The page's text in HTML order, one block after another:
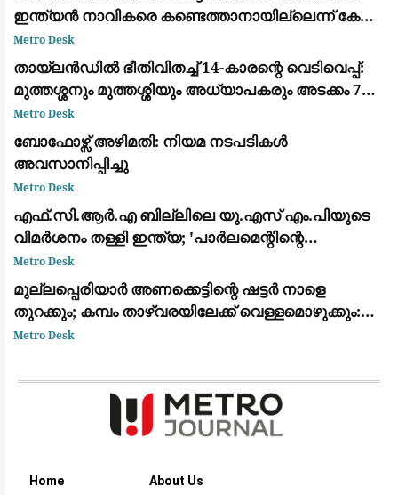
ഇന്ത്യൻ നാവികരെ കണ്ടെത്താനായില്ലെന്ന് കേന്ദ്ര
സർക്കാർ
Metro Desk
തായ്‌ലൻഡിൽ ഭീതിവിതച്ച് 14-കാരന്റെ വെടിവെപ്പ്:
മുത്തശ്ശനും മുത്തശ്ശിയും അധ്യാപകരും അടക്കം 7
പേർ കൊല്ലപ്പെട്ടു
Metro Desk
ബോഫോഴ്സ് അഴിമതി: നിയമ നടപടികൾ
അവസാനിപ്പിച്ചു
Metro Desk
​എഫ്.സി.ആർ.എ ബില്ലിലെ യു.എസ് എം.പിയുടെ
വിമർശനം തള്ളി ഇന്ത്യ; 'പാർലമെന്റിന്റെ
അധികാരം, ആഭ്യന്തര വിഷയം' എന്ന് വിദേശകാര്യ
മന്ത്രാലയം
Metro Desk
മുല്ലപ്പെരിയാർ അണക്കെട്ടിന്റെ ഷട്ടർ നാളെ
തുറക്കും; കമ്പം താഴ്‌വരയിലേക്ക് വെള്ളമൊഴുക്കും:
മുന്നറിയിപ്പ്
Metro Desk
Home About Us